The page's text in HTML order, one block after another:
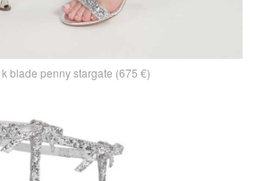
blade penny stargate (675 €)